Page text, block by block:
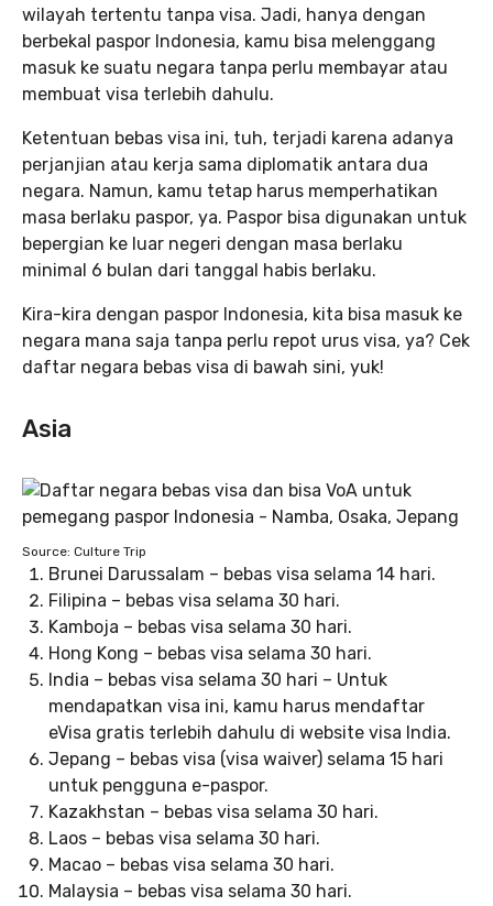
wilayah tertentu tanpa visa. Jadi, hanya dengan
berbekal paspor Indonesia, kamu bisa melenggang
masuk ke suatu negara tanpa perlu membayar atau
membuat visa terlebih dahulu.
Ketentuan bebas visa ini, tuh, terjadi karena adanya
perjanjian atau kerja sama diplomatik antara dua
negara. Namun, kamu tetap harus memperhatikan
masa berlaku paspor, ya. Paspor bisa digunakan untuk
bepergian ke luar negeri dengan masa berlaku
minimal 6 bulan dari tanggal habis berlaku.
Kira-kira dengan paspor Indonesia, kita bisa masuk ke
negara mana saja tanpa perlu repot urus visa, ya? Cek
daftar negara bebas visa di bawah sini, yuk!
Asia
Source: Culture Trip
Brunei Darussalam – bebas visa selama 14 hari.
Filipina – bebas visa selama 30 hari.
Kamboja – bebas visa selama 30 hari.
Hong Kong – bebas visa selama 30 hari.
India – bebas visa selama 30 hari – Untuk
mendapatkan visa ini, kamu harus mendaftar
eVisa gratis terlebih dahulu di website visa India.
Jepang – bebas visa (visa waiver) selama 15 hari
untuk pengguna e-paspor.
Kazakhstan – bebas visa selama 30 hari.
Laos – bebas visa selama 30 hari.
Macao – bebas visa selama 30 hari.
Malaysia – bebas visa selama 30 hari.